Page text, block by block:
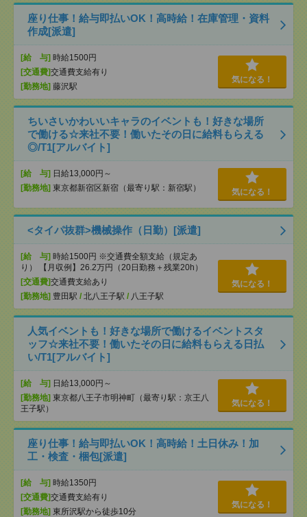
座り仕事！給与即払いOK！高時給！在庫管理・資料
作成[派遣]
[給 与] 時給1500円
[交通費]交通費支給有り
[勤務地] 藤沢駅
気になる！
ちいさいかわいいキャラのイベントも！好きな場所
で働ける☆来社不要！働いたその日に給料もらえる
◎/T1[アルバイト]
[給 与] 日給13,000円～
[勤務地] 東京都新宿区新宿（最寄り駅：新宿駅） 気になる！
<タイパ抜群>機械操作（日勤）[派遣]
[給 与] 時給1500円 ※交通費全額支給（規定あ
り） 【月収例】26.2万円（20日勤務＋残業20h）
[交通費]交通費支給あり
[勤務地] 豊田駅 / 北八王子駅 / 八王子駅
気になる！
人気イベントも！好きな場所で働けるイベントスタ
ッフ☆来社不要！働いたその日に給料もらえる日払
い/T1[アルバイト]
[給 与] 日給13,000円～
[勤務地] 東京都八王子市明神町（最寄り駅：京王八
王子駅）
気になる！
座り仕事！給与即払いOK！高時給！土日休み！加
工・検査・梱包[派遣]
[給 与] 時給1350円
[交通費]交通費支給有り
[勤務地] 東所沢駅から徒歩10分
気になる！